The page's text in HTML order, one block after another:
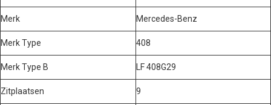
Merk Mercedes-Benz
Merk Type 408
Merk Type B LF 408G29
Zitplaatsen 9